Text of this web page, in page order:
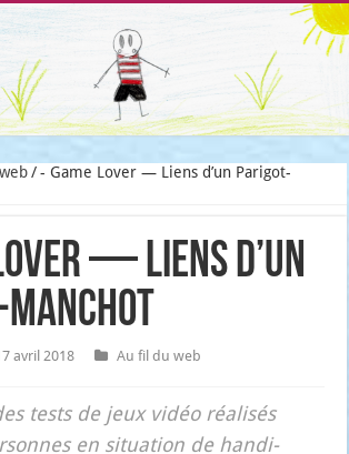
/ - Game Lover — Liens d’un Parigot-
— Liens d’un
avril 2018
Au fil du web
tests de jeux vidéo réa­li­sés
en situa­tion de han­di­